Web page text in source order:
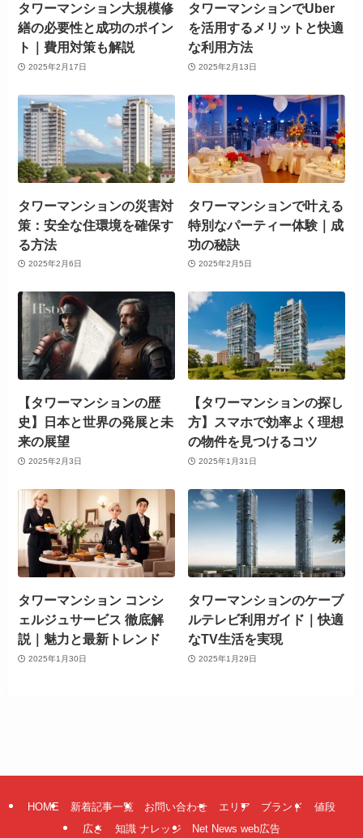
タワーマンション大規模修
繕の必要性と成功のポイン
ト｜費用対策も解説
2025年2月17日
タワーマンションでUber
を活用するメリットと快適
な利用方法
2025年2月13日
タワーマンションの災害対
策：安全な住環境を確保す
る方法
2025年2月6日
タワーマンションで叶える
特別なパーティー体験｜成
功の秘訣
2025年2月5日
【タワーマンションの歴
史】日本と世界の発展と未
来の展望
2025年2月3日
【タワーマンションの探し
方】スマホで効率よく理想
の物件を見つけるコツ
2025年1月31日
タワーマンション コンシ
ェルジュサービス 徹底解
説｜魅力と最新トレンド
2025年1月30日
タワーマンションのケーブ
ルテレビ利用ガイド｜快適
なTV生活を実現
2025年1月29日
HOME 新着記事一覧 お問い合わせ エリア ブランド
値段
広さ
知識 ナレッジ Net News web広告